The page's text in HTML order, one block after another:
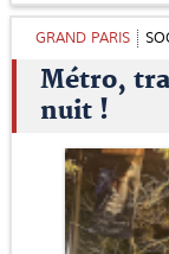
GRAND PARIS
Métro,
nuit !